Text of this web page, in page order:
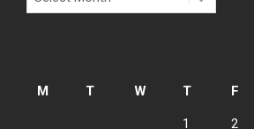
M
T W T F
1 2